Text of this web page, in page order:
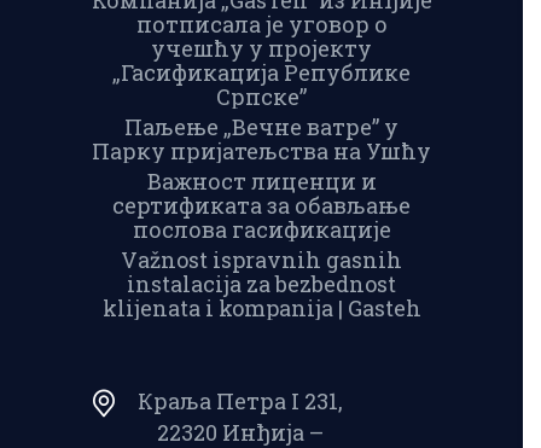
потписала је уговор о
учешћу у пројекту
„Гасификација Републике
Српске”
Паљење „Вечне ватре” у
Парку пријатељства на Ушћу
Важност лиценци и
сертификата за обављање
послова гасификације
Važnost ispravnih gasnih
instalacija za bezbednost
klijenata i kompanija | Gasteh
Краља Петра I 231,
22320 Инђија –